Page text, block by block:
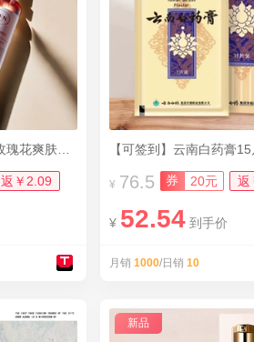
返￥2.09
【可签到】云南白药膏
¥ 76.5 券 20元 返
¥ 52.54 到手价
月销 1000/日销 10
新品